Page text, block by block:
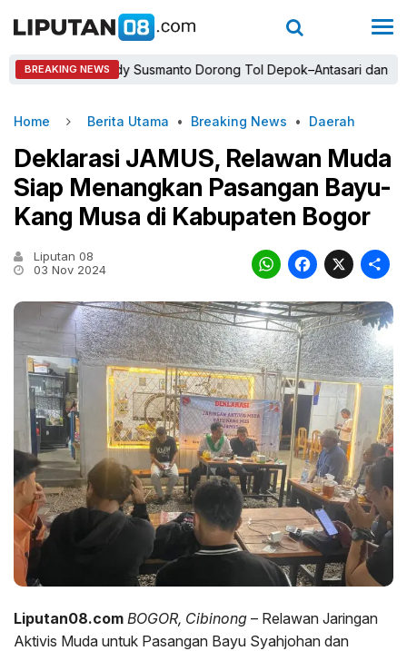
BREAKING NEWS
Bupati Rudy Susmanto Dorong Tol Depok–Antasari dan Jalan
Home Berita Utama • Breaking News • Daerah
Deklarasi JAMUS, Relawan Muda
Siap Menangkan Pasangan Bayu-
Kang Musa di Kabupaten Bogor
Liputan 08
03 Nov 2024
X
Liputan08.com BOGOR, Cibinong – Relawan Jaringan
Aktivis Muda untuk Pasangan Bayu Syahjohan dan